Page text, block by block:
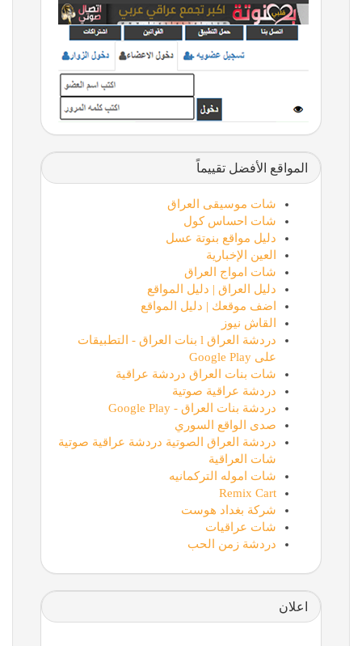
المواقع الأفضل تقييماً
شات موسيقى العراق
شات احساس كول
دليل مواقع بنوتة عسل
العين الإخبارية
شات امواج العراق
دليل العراق | دليل المواقع
اضف موقعك | دليل المواقع
القاش نيوز
دردشة العراق l بنات العراق - التطبيقات
على Google Play
شات بنات العراق دردشة عراقية
دردشة عراقية صوتية
دردشة بنات العراق - Google Play
صدى الواقع السوري
دردشة العراق الصوتية دردشة عراقية صوتية
شات العراقية
شات اموله التركمانيه
Remix Cart
شركة بغداد هوست
شات عراقيات
دردشة زمن الحب
اعلان